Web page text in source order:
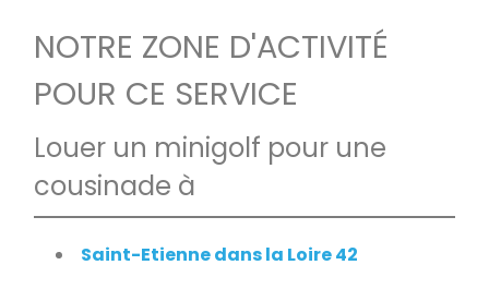
NOTRE ZONE D'ACTIVITÉ
POUR CE SERVICE
Louer un minigolf pour une
cousinade à
Saint-Etienne dans la Loire 42